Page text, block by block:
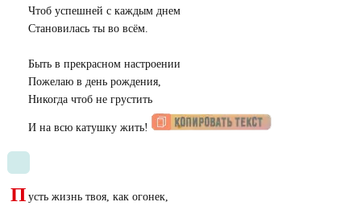
Чтоб успешней с каждым днем
Становилась ты во всём.
Быть в прекрасном настроении
Пожелаю в день рождения,
Никогда чтоб не грустить
И на всю катушку жить!
П усть жизнь твоя, как огонек,